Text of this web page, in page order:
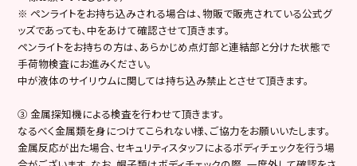
※ ペンライトをお持ち込みされる場合は、物販で販売されている公式グ
ッズであっても、中をあけて確認させて頂きます。
ペンライトをお持ちの方は、あらかじめ点灯部と連結部と分けた状態で
手荷物検査にお進みください。
中が液体のサイリウムに関しては持ち込み禁止とさせて頂きます。
③ 金属探知機による検査を行わせて頂きます。
なるべく金属類を身につけてこられない様、ご協力をお願いいたします。
金属反応が出た場合、セキュリティスタッフによるボディチェックを行う場